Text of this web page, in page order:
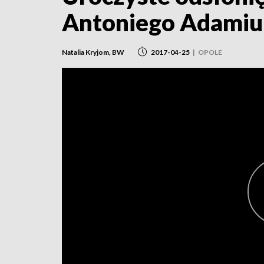
Antoniego
Natalia Kryjom, BW 2017-04-25 | OPOLE